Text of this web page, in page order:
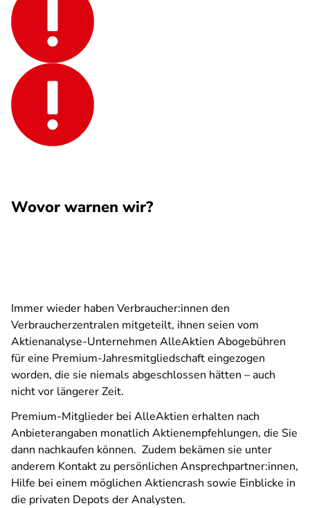
Wovor warnen wir?
Immer wieder haben Verbraucher:innen den
Verbraucherzentralen mitgeteilt, ihnen seien vom
Aktienanalyse-Unternehmen AlleAktien Abogebühren
für eine Premium-Jahresmitgliedschaft eingezogen
worden, die sie niemals abgeschlossen hätten – auch
nicht vor längerer Zeit.
Premium-Mitglieder bei AlleAktien erhalten nach
Anbieterangaben monatlich Aktienempfehlungen, die Sie
dann nachkaufen können. Zudem bekämen sie unter
anderem Kontakt zu persönlichen Ansprechpartner:innen,
Hilfe bei einem möglichen Aktiencrash sowie Einblicke in
die privaten Depots der Analysten.